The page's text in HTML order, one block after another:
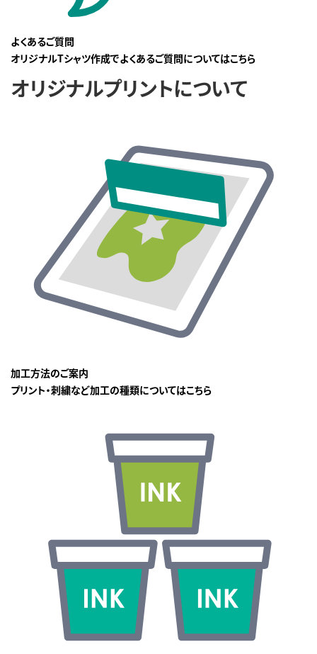
よくあるご質問
オリジナルTシャツ作成でよくあるご質問についてはこちら
オリジナルプリントについて
加工方法のご案内
プリント・刺繍など加工の種類についてはこちら